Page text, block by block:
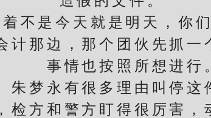
是今天就是明天，你们
那边，那个团伙先抓一
事情也按照所想进行
梦永有很多理由叫停这
方和警方盯得很厉害，